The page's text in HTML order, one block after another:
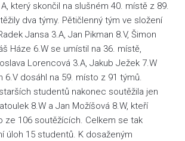
který skončil na slušném 40. místě z 89.
dva týmy. Pětičlenný tým ve složení
Jansa 3.A, Jan Pikman 8.V, Šimon
Háze 6.W se umístil na 36. místě,
Lorencová 3.A, Jakub Ježek 7.W
6.V dosáhl na 59. místo z 91 týmů.
studentů nakonec soutěžila jen
8.W a Jan Možíšová 8.W, kteří
ze 106 soutěžících. Celkem se tak
úloh 15 studentů. K dosaženým